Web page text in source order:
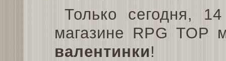
Только сегодня,
магазине RPG TOP
валентинки!